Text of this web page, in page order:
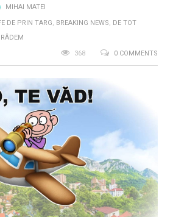
MIHAI MATEI
DE PRIN TARG, BREAKING NEWS, DE TOT
0 COMMENTS
368